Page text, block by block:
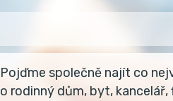
Pojďme společně najít co
o rodinný dům, byt,